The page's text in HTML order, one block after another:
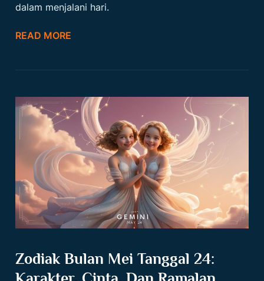
dalam menjalani hari.
READ MORE
Zodiak Bulan Mei Tanggal 24: